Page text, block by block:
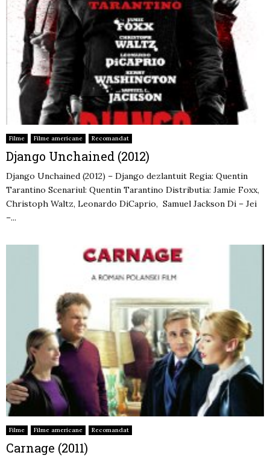
Filme Filme americane Recomandat
Django Unchained (2012)
Django Unchained (2012) – Django dezlantuit Regia: Quentin
Tarantino Scenariul: Quentin Tarantino Distributia: Jamie Foxx,
Christoph Waltz, Leonardo DiCaprio, Samuel Jackson Di – Jei
–...
Filme Filme americane Recomandat
Carnage (2011)